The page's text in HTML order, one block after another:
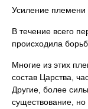
Усиление
В течение всего
происходила
Многие из этих
coстав Царства,
Другие, более
существование,